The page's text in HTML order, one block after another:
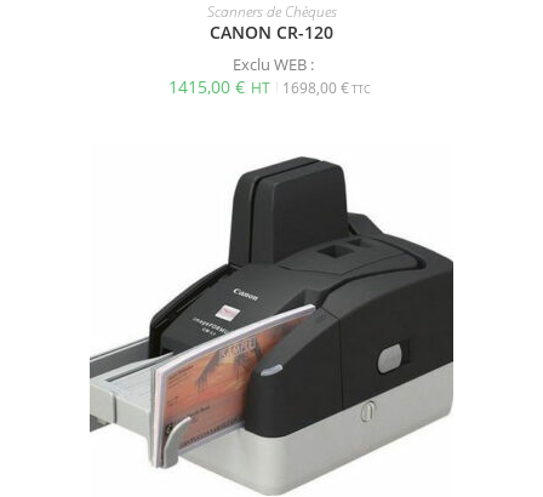
Scanners de Chèques
CANON CR-120
Exclu WEB :
1415,00 € 1698,00 €